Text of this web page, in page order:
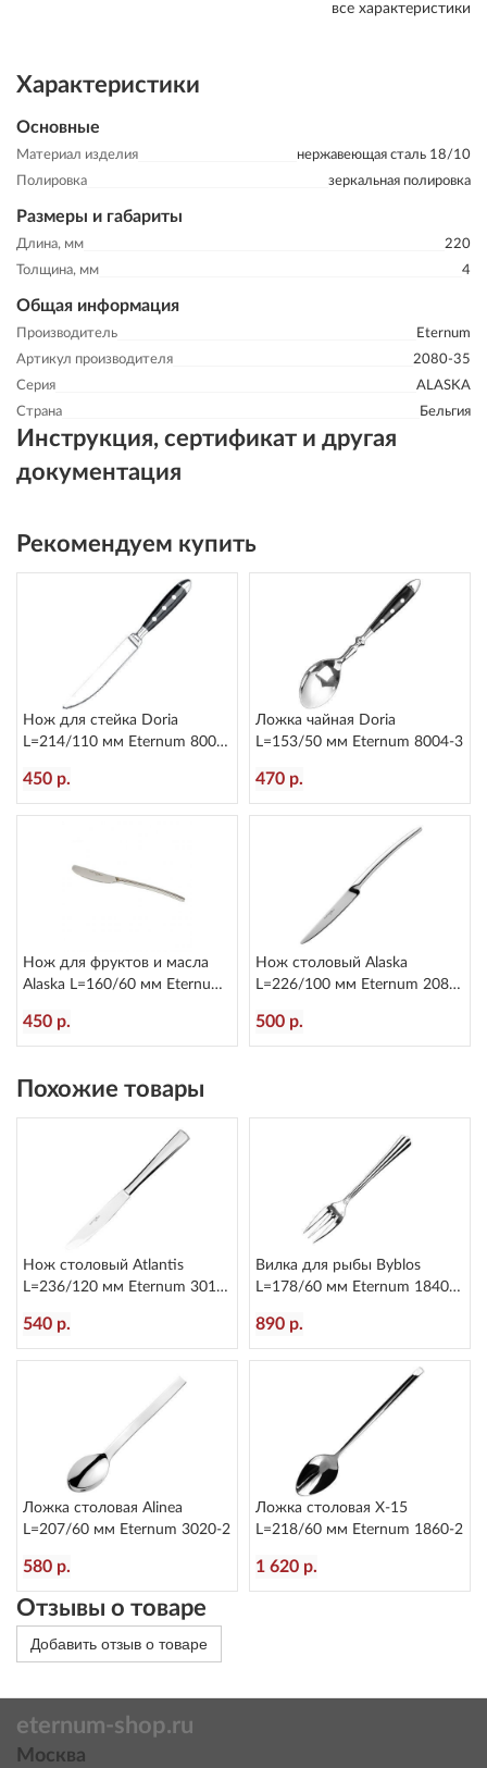
все характеристики
Характеристики
Основные
Материал изделия
нержавеющая сталь 18/10
Полировка
зеркальная полировка
Размеры и габариты
Длина, мм
220
Толщина, мм
4
Общая информация
Производитель
Eternum
Артикул производителя
2080-35
Серия
ALASKA
Страна
Бельгия
Инструкция, сертификат и другая
документация
Рекомендуем купить
Нож для стейка Doria
L=214/110 мм Eternum 8004-
450 р.
Ложка чайная Doria
L=153/50 мм Eternum 8004-3
470 р.
Нож для фруктов и масла
Alaska L=160/60 мм Eternum
450 р.
Нож столовый Alaska
L=226/100 мм Eternum 2080-
500 р.
Похожие товары
Нож столовый Atlantis
L=236/120 мм Eternum 3010-
540 р.
Вилка для рыбы Byblos
L=178/60 мм Eternum 1840-
890 р.
Ложка столовая Alinea
L=207/60 мм Eternum 3020-2
580 р.
Ложка столовая X-15
L=218/60 мм Eternum 1860-2
1 620 р.
Отзывы о товаре
Добавить отзыв о товаре
eternum-shop.ru
Москва